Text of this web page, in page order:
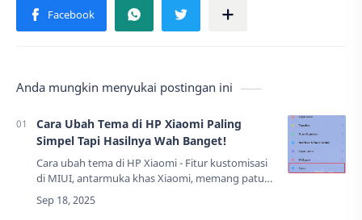
Anda mungkin menyukai postingan ini
Cara Ubah Tema di HP Xiaomi Paling
Simpel Tapi Hasilnya Wah Banget!
Cara ubah tema di HP Xiaomi - Fitur kustomisasi
di MIUI, antarmuka khas Xiaomi, memang patut
diacungi jempol. Ia menawarkan segudang
pilihan yang bisa membuat HP-mu terlihat b…